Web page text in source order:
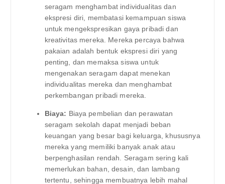
seragam menghambat individualitas dan
ekspresi diri, membatasi kemampuan siswa
untuk mengekspresikan gaya pribadi dan
kreativitas mereka. Mereka percaya bahwa
pakaian adalah bentuk ekspresi diri yang
penting, dan memaksa siswa untuk
mengenakan seragam dapat menekan
individualitas mereka dan menghambat
perkembangan pribadi mereka.
Biaya: Biaya pembelian dan perawatan
seragam sekolah dapat menjadi beban
keuangan yang besar bagi keluarga, khususnya
mereka yang memiliki banyak anak atau
berpenghasilan rendah. Seragam sering kali
memerlukan bahan, desain, dan lambang
tertentu, sehingga membuatnya lebih mahal